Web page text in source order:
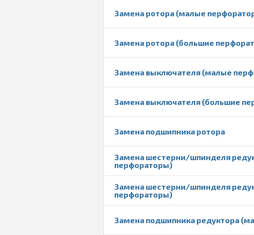
Замена ротора (малые
Замена ротора (большие
Замена выключателя (малые
Замена выключателя (большие
Замена подшипника ротора
Замена шестерни/шпинделя
перфораторы)
Замена шестерни/шпинделя
перфораторы)
Замена подшипника редуктора